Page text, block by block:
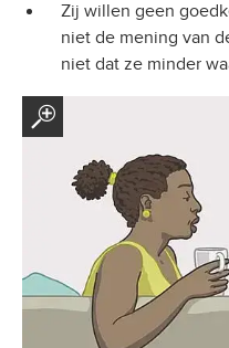
Zij willen geen
niet de mening van
niet dat ze minder